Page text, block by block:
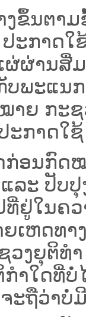
ຂຶ້ນຕາ
ະກາດໃ
ຜ່ານສື່
ບ​ພະແນ
າຍ ກະ
ກາດໃຊ້
ອນ​ກົດ​ໝ
ລະ ປັບ​
ທີ່ຢູ່ໃນຄ
ຫດ​ທາ
ງຍຸຕິທໍ
ຳ​ໃດ​ທີ່
ະຖື​ວ່າ